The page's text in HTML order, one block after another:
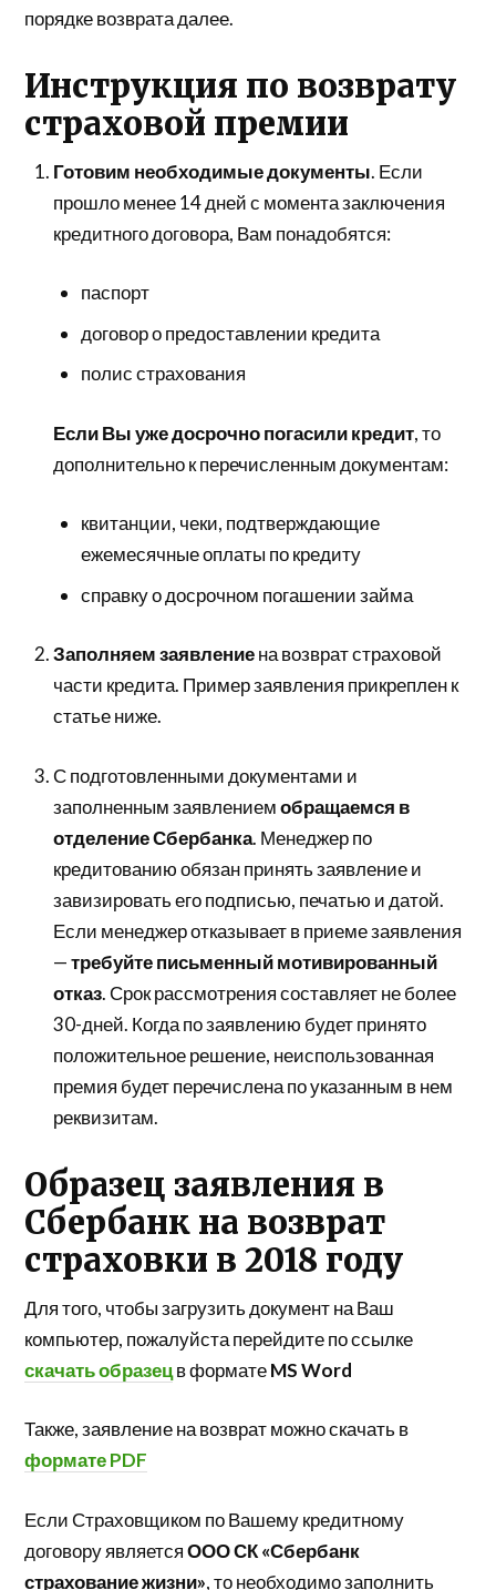
порядке возврата далее.
Инструкция по возврату
страховой премии
Готовим необходимые документы. Если
прошло менее 14 дней с момента заключения
кредитного договора, Вам понадобятся:
паспорт
договор о предоставлении кредита
полис страхования
Если Вы уже досрочно погасили кредит, то
дополнительно к перечисленным документам:
квитанции, чеки, подтверждающие
ежемесячные оплаты по кредиту
справку о досрочном погашении займа
Заполняем заявлениена возврат страховой
части кредита. Пример заявления прикреплен к
статье ниже.
С подготовленными документами и
заполненным заявлениемобращаемся в
отделение Сбербанка. Менеджер по
кредитованию обязан принять заявление и
завизировать его подписью, печатью и датой.
Если менеджер отказывает в приеме заявления
—требуйте письменный мотивированный
отказ. Срок рассмотрения составляет не более
30-дней. Когда по заявлению будет принято
положительное решение, неиспользованная
премия будет перечислена по указанным в нем
реквизитам.
Образец заявления в
Сбербанк на возврат
страховки в 2018 году
Для того, чтобы загрузить документ на Ваш
компьютер, пожалуйста перейдите по ссылке
скачать образецв форматеMS Word
Также, заявление на возврат можно скачать в
формате PDF
Если Страховщиком по Вашему кредитному
договору являетсяООО СК «Сбербанк
страхование жизни», то необходимо заполнить